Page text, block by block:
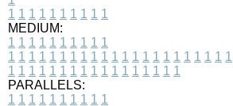
1 1 1 1 1 1 1 1 1 1
MEDIUM:
1 1 1 1 1 1 1 1 1 1
1 1 1 1 1 1 1 1 1 1 1 1 1 1 1 1 1 1 1 1 1 1
1 1 1 1 1 1 1 1 1 1 1 1 1 1 1 1 1
PARALLELS:
1 1 1 1 1 1 1 1 1 1